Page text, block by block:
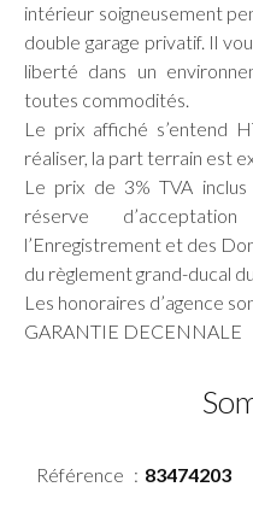
intérieur soigneusement
double garage privatif. Il
liberté dans un
toutes commodités.
Le prix affiché s’entend
réaliser, la part terrain est
Le prix de 3% TVA inclus
réserve
l’Enregistrement et des
du règlement grand-ducal
Les honoraires d’agence
GARANTIE DECENNALE
Référence 83474203